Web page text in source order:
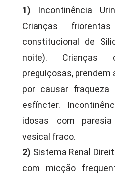
1) Incontinência
Crianças
constitucional de
noite). Crianças
preguiçosas, prendem
por causar fraqueza
esfíncter.
idosas com
vesical fraco.
2) Sistema Renal
com micção